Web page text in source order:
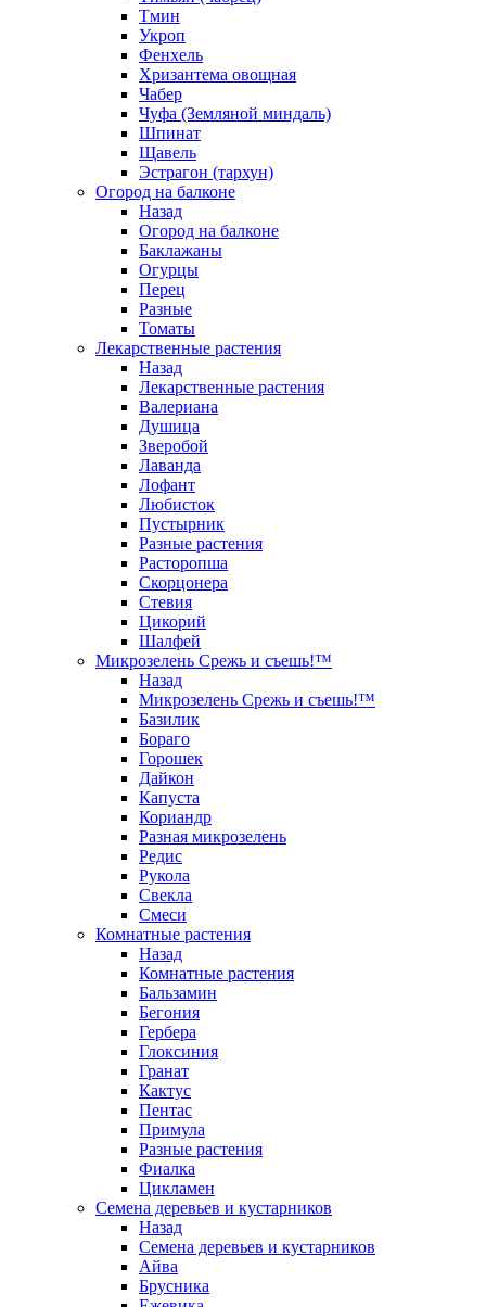
Тмин
Укроп
Фенхель
Хризантема овощная
Чабер
Чуфа (Земляной миндаль)
Шпинат
Щавель
Эстрагон (тархун)
Огород на балконе
Назад
Огород на балконе
Баклажаны
Огурцы
Перец
Разные
Томаты
Лекарственные растения
Назад
Лекарственные растения
Валериана
Душица
Зверобой
Лаванда
Лофант
Любисток
Пустырник
Разные растения
Расторопша
Скорцонера
Стевия
Цикорий
Шалфей
Микрозелень Срежь и съешь!™
Назад
Микрозелень Срежь и съешь!™
Базилик
Бораго
Горошек
Дайкон
Капуста
Кориандр
Разная микрозелень
Редис
Рукола
Свекла
Смеси
Комнатные растения
Назад
Комнатные растения
Бальзамин
Бегония
Гербера
Глоксиния
Гранат
Кактус
Пентас
Примула
Разные растения
Фиалка
Цикламен
Семена деревьев и кустарников
Назад
Семена деревьев и кустарников
Айва
Брусника